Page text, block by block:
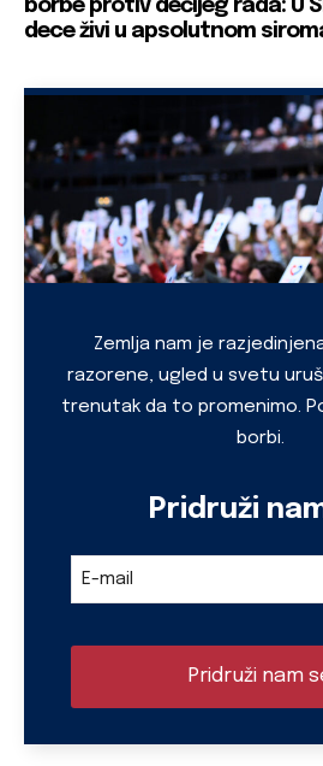
borbe protiv dečijeg rada: U
dece živi u apsolutnom
Zemlja nam je
razorene, ugled u svetu
trenutak da to promenimo.
borbi.
Pridruži
Company
Name *
E-mail
Pridruži nam